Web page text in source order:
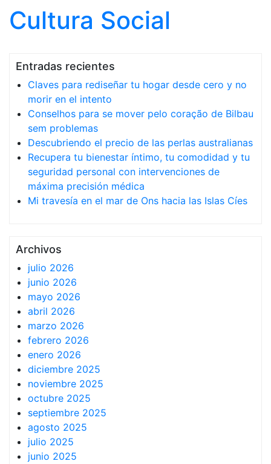
Cultura Social
Entradas recientes
Claves para rediseñar tu hogar desde cero y no
morir en el intento
Conselhos para se mover pelo coração de Bilbau
sem problemas
Descubriendo el precio de las perlas australianas
Recupera tu bienestar íntimo, tu comodidad y tu
seguridad personal con intervenciones de
máxima precisión médica
Mi travesía en el mar de Ons hacia las Islas Cíes
Archivos
julio 2026
junio 2026
mayo 2026
abril 2026
marzo 2026
febrero 2026
enero 2026
diciembre 2025
noviembre 2025
octubre 2025
septiembre 2025
agosto 2025
julio 2025
junio 2025